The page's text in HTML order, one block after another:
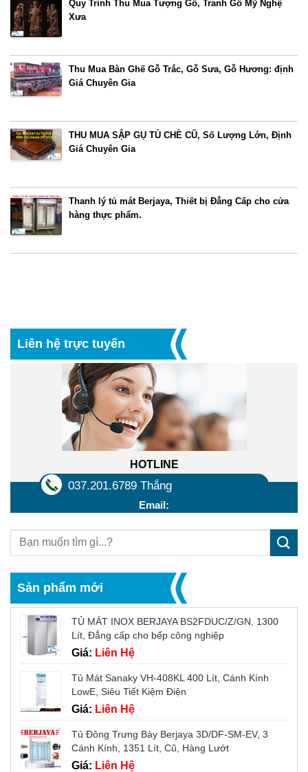
Liên hệ trực tuyến
HOTLINE
037.201.6789 Thắng
Email:
Sản phẩm mới
TỦ MÁT INOX BERJAYA BS2FDUC/Z/GN, 1300
Lít, Đẳng cấp cho bếp công nghiệp
Giá: Liên Hệ
Tủ Mát Sanaky VH-408KL 400 Lít, Cánh Kính
LowE, Siêu Tiết Kiệm Điện
Giá: Liên Hệ
Tủ Đông Trưng Bày Berjaya 3D/DF-SM-EV, 3
Cánh Kính, 1351 Lít, Cũ, Hàng Lướt
Giá: Liên Hệ
Quy Trình Thu Mua Tượng Gỗ, Tranh Gỗ Mỹ Nghệ
Xưa
Thu Mua Bàn Ghế Gỗ Trắc, Gỗ Sưa, Gỗ Hương: định
Giá Chuyên Gia
THU MUA SẬP GỤ TỦ CHÈ CŨ, Số Lượng Lớn, Định
Giá Chuyên Gia
Thanh lý tủ mát Berjaya, Thiết bị Đẳng Cấp cho cửa
hàng thực phẩm.